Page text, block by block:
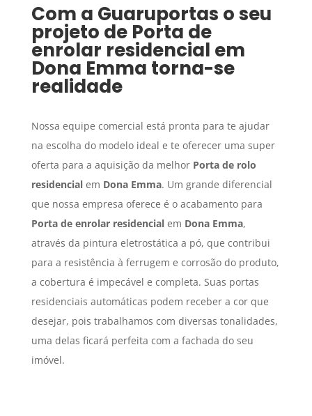
Com a Guaruportas o seu
projeto de Porta de
enrolar residencial em
Dona Emma torna-se
realidade
Nossa equipe comercial está pronta para te ajudar
na escolha do modelo ideal e te oferecer uma super
oferta para a aquisição da melhor Porta de rolo
residencialem Dona Emma. Um grande diferencial
que nossa empresa oferece é o acabamento para
Porta de enrolar residencialem Dona Emma,
através da pintura eletrostática a pó, que contribui
para a resistência à ferrugem e corrosão do produto,
a cobertura é impecável e completa. Suas portas
residenciais automáticas podem receber a cor que
desejar, pois trabalhamos com diversas tonalidades,
uma delas ficará perfeita com a fachada do seu
imóvel.